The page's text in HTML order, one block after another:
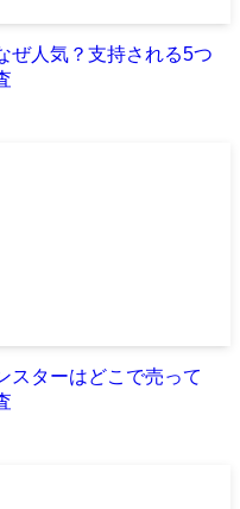
ぜ人気？支持される5つ
スターはどこで売って